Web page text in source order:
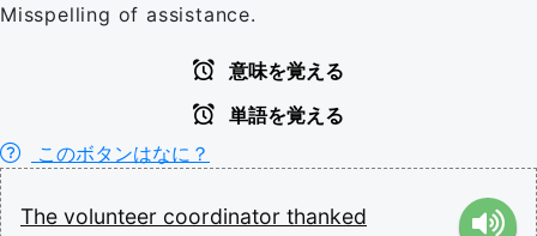
Misspelling of assistance.
意味を覚える
単語を覚える
このボタンはなに？
The volunteer coordinator thanked